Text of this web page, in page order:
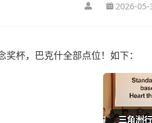
2026-
奖杯，巴克什全部点位！如下：